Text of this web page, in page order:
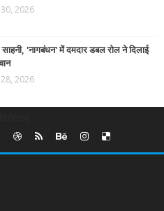
30, 2026
'नागबंधन' में दमदार डबल रोल ने दिलाई
28, 2026